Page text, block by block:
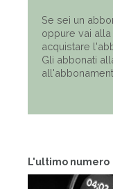
L'ultimo numero
Se sei un
oppure vai alla
acquistare
Gli abbonati